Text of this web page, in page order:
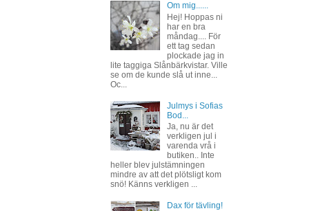
Om mig......
Hej! Hoppas ni
har en bra
måndag.... För
ett tag sedan
plockade jag in
lite taggiga Slånbärkvistar. Ville
se om de kunde slå ut inne...
Oc...
Julmys i Sofias
Bod...
Ja, nu är det
verkligen jul i
varenda vrå i
butiken.. Inte
heller blev julstämningen
mindre av att det plötsligt kom
snö! Känns verkligen ...
Dax för tävling!